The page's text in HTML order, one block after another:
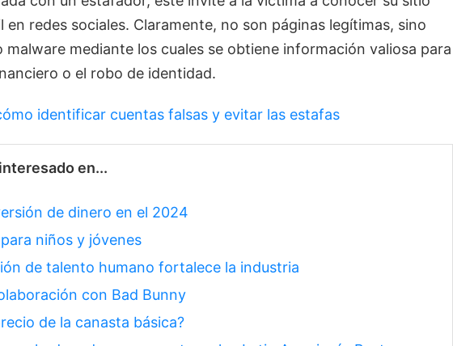
redes sociales. Claramente, no son páginas legítimas, sino
malware mediante los cuales se obtiene información valiosa para
o el robo de identidad.
identificar cuentas falsas y evitar las estafas
en...
de dinero en el 2024
niños y jóvenes
de talento humano fortalece la industria
con Bad Bunny
de la canasta básica?